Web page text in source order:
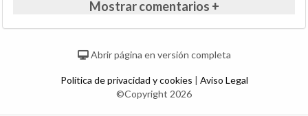
Mostrar comentarios +
Abrir página en versión completa
Política de privacidad y cookies | Aviso Legal
©Copyright 2026